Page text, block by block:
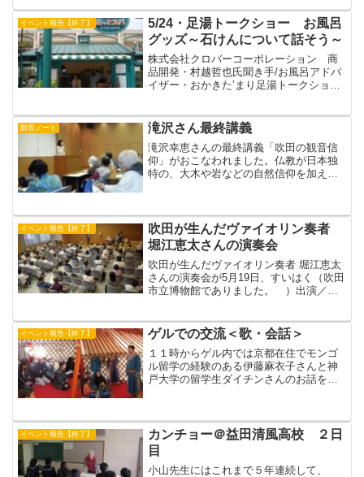
マスクが用意され、こわごわながらも万
全の？体制。午前中のおで...
イベント報告【終了】
5/24・足湯トークショー お風呂
グッズ～石けんについて話そう～
株式会社クロバーコーポレーション 商
品開発・村越哲也氏聞き手/お風呂アドバ
イザー・おかきた’まり足湯トークショー
前・ガーデンモール南千里「ほっとス
パ」で開催する足湯トーク...
館長ノート 滝沢さん最終講義
滝沢幸恵さんの最終講義「吹田の観音信
仰」がおこなわれました。仏教が日本独
特の、大木や岩などの自然信仰を加える
くあらわれていると指摘しました。滝沢
さんは、すいはくの準備室...
イベント報告【終了】
吹田が生んだヴァイオリン奏者
堀江恵太さんの演奏会
吹田が生んだヴァイオリン奏者 堀江恵太
さんの演奏会が5月19日、すいはく（吹田
市立博物館でありました。 ）出演／ヴ
／F.クライスラー（1875-1962）／愛の喜
び 愛...
イベント報告【終了】 ゲルでの交流＜歌・会話＞
１１時からゲル内では京都在住でモンゴ
ル留学の経験のある伊藤麻衣子さんと神
戸大学の留学生ダイチンさんのお話をき
ル語 パオ＝包：中国語 だそうです。
ゲルの外ではコタロー、孫...
イベント報告【終了】
カンチョー＠益田清風高校 ２日
目
小山先生にはこれまで５年連続して、